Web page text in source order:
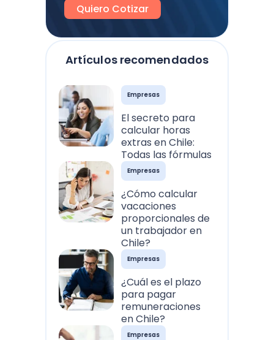
Artículos recomendados
Empresas
El secreto para
calcular horas
extras en Chile:
Todas las fórmulas
Empresas
¿Cómo calcular
vacaciones
proporcionales de
un trabajador en
Chile?
Empresas
¿Cuál es el plazo
para pagar
remuneraciones
en Chile?
Empresas
Quiero Cotizar